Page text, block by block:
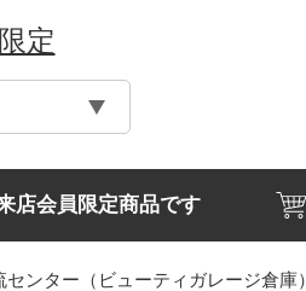
定
店会員限定商品です
ンター（ビューティガレージ倉庫）